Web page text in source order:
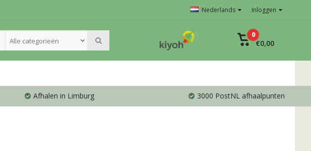
Nederlands Inloggen
Alle categorieën
0
€0,00
Afhalen in Limburg 3000 PostNL afhaalpunten